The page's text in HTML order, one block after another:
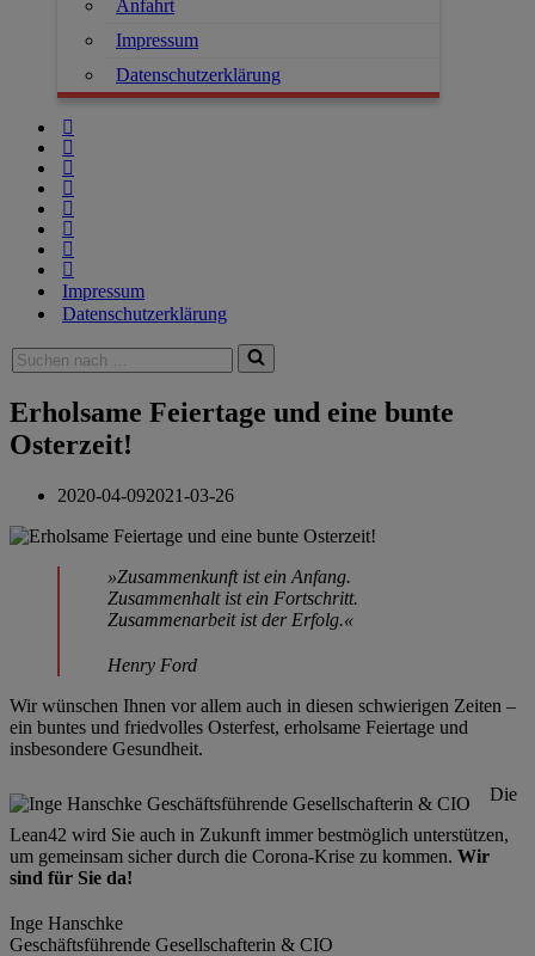
Anfahrt
Impressum
Datenschutzerklärung
Impressum
Datenschutzerklärung
Erholsame Feiertage und eine bunte
Osterzeit!
2020-04-092021-03-26
»Zusammenkunft ist ein Anfang.
Zusammenhalt ist ein Fortschritt.
Zusammenarbeit ist der Erfolg.«
Henry Ford
Wir wünschen Ihnen vor allem auch in diesen schwierigen Zeiten –
ein buntes und friedvolles Osterfest, erholsame Feiertage und
insbesondere Gesundheit.
Die
Lean42 wird Sie auch in Zukunft immer bestmöglich unterstützen,
um gemeinsam sicher durch die Corona-Krise zu kommen. Wir
sind für Sie da!
Inge Hanschke
Geschäftsführende Gesellschafterin & CIO